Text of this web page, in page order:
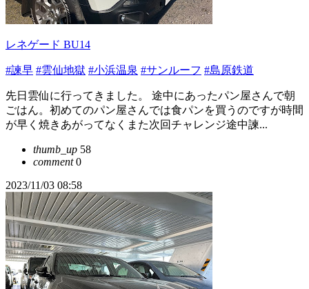
レネゲード BU14
#諫早 #雲仙地獄 #小浜温泉 #サンルーフ #島原鉄道
先日雲仙に行ってきました。 途中にあったパン屋さんで朝
ごはん。初めてのパン屋さんでは食パンを買うのですが時間
が早く焼きあがってなくまた次回チャレンジ途中諫...
thumb_up 58
comment0
2023/11/03 08:58